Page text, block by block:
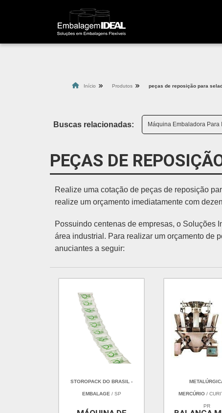
Início Produtos peças de reposição para
Buscas relacionadas: Máquina Embaladora Para
PEÇAS DE
Realize uma cotação de peças de reposição
realize um orçamento imediatamente com
Possuindo centenas de empresas, o Soluções
área industrial. Para realizar um orçamento de
anuciantes a seguir:
STOROPACK DO BRASIL -
EMBALAGE / SP MERCÚRIO /
PR